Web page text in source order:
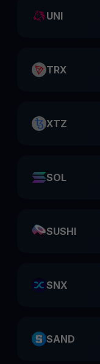
UNI
TRX
XTZ
SOL
SUSHI
SNX
SAND